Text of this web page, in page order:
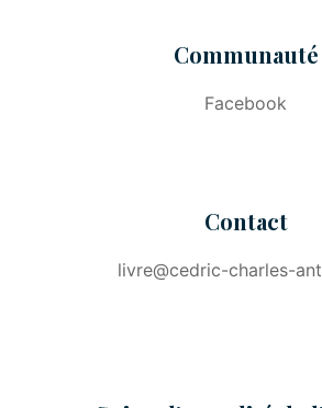
Communauté
Facebook
Contact
livre@cedric-charles-